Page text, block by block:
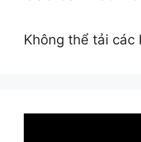
Không thể tải các